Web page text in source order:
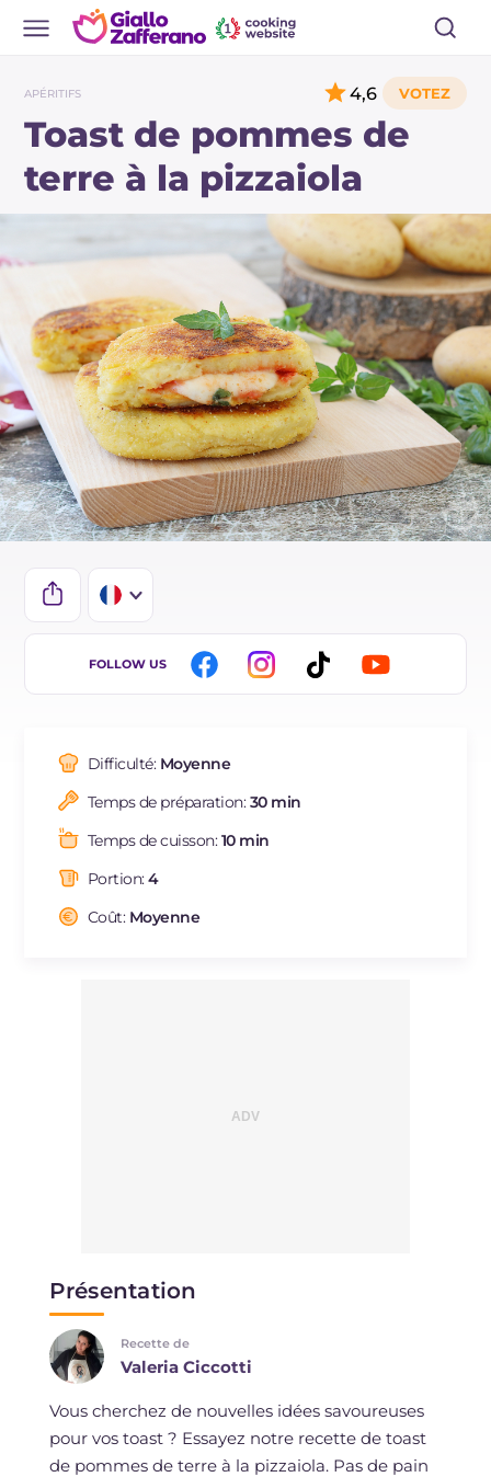
APÉRITIFS
Toast de pommes de
terre à la pizzaiola
4,6
IT
ES
BR
FOLLOW US
Difficulté: Moyenne
Temps de préparation:30 min
Temps de cuisson:10 min
Portion:4
Coût: Moyenne
Présentation
Recette de
Valeria Ciccotti
Vous cherchez de nouvelles idées savoureuses
pour vos toast ? Essayez notre recette de toast
de pommes de terre à la pizzaiola. Pas de pain